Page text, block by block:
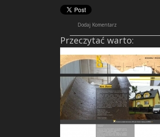
Dodaj Komentarz
Przeczytać warto: